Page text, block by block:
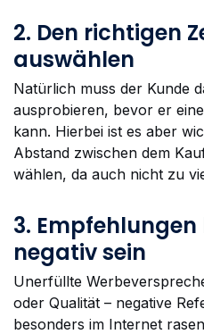
2. Den richtigen
auswählen
Natürlich muss der Kunde
ausprobieren, bevor er
kann. Hierbei ist es aber
Abstand zwischen dem
wählen, da auch nicht zu
3.
negativ sein
Unerfüllte
oder Qualität – negative
besonders im Internet